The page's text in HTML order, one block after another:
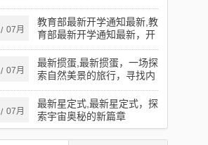
平衡之道
/ 07月
教育部最新开学通知最新,教
育部最新开学通知最新，开
启学习新篇章，拥抱自信与
成就
/ 07月
最新掼蛋,最新掼蛋，一场探
索自然美景的旅行，寻找内
心的宁静
/ 07月
最新星定式,最新星定式，探
索宇宙奥秘的新篇章